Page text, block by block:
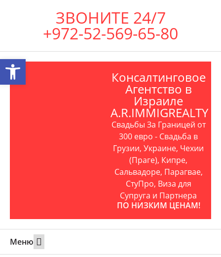
ЗВОНИТЕ 24/7
+972-52-569-65-80
Консалтинговое
Агентство в
Израиле
A.R.IMMIGREALTY
Свадьбы За Границей от
300 евро - Свадьба в
Грузии, Украине, Чехии
(Праге), Кипре,
Сальвадоре, Парагвае,
СтуПро, Виза для
Супруга и Партнера
ПО НИЗКИМ ЦЕНАМ!
Меню
Открыть панель инструментов